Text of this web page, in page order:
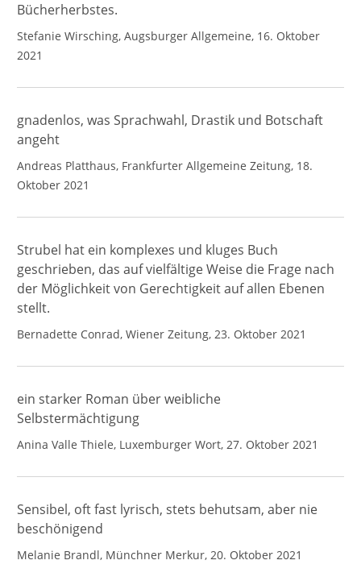
Bücherherbstes.
Stefanie Wirsching, Augsburger Allgemeine, 16. Oktober
2021
gnadenlos, was Sprachwahl, Drastik und Botschaft
angeht
Andreas Platthaus, Frankfurter Allgemeine Zeitung, 18.
Oktober 2021
Strubel hat ein komplexes und kluges Buch
geschrieben, das auf vielfältige Weise die Frage nach
der Möglichkeit von Gerechtigkeit auf allen Ebenen
stellt.
Bernadette Conrad, Wiener Zeitung, 23. Oktober 2021
ein starker Roman über weibliche
Selbstermächtigung
Anina Valle Thiele, Luxemburger Wort, 27. Oktober 2021
Sensibel, oft fast lyrisch, stets behutsam, aber nie
beschönigend
Melanie Brandl, Münchner Merkur, 20. Oktober 2021